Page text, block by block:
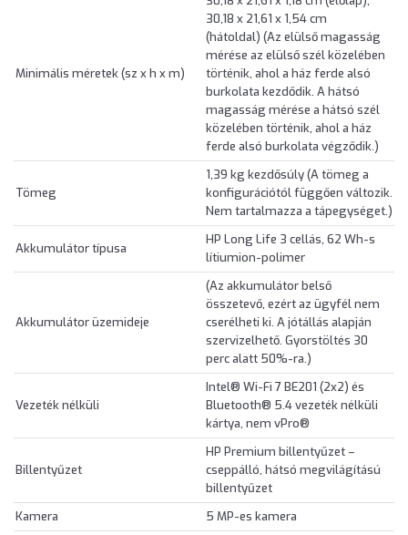
Minimális méretek (sz x h x m)
30,18 x 21,61 x 1,54 cm
(hátoldal) (Az elülső magasság
mérése az elülső szél közelében
történik, ahol a ház ferde alsó
burkolata kezdődik. A hátsó
magasság mérése a hátsó szél
közelében történik, ahol a ház
ferde alsó burkolata végződik.)
Tömeg
1,39 kg kezdősúly (A tömeg a
konfigurációtól függően változik.
Nem tartalmazza a tápegységet.)
Akkumulátor típusa
HP Long Life 3 cellás, 62 Wh-s
lítiumion-polimer
Akkumulátor üzemideje
(Az akkumulátor belső
összetevő, ezért az ügyfél nem
cserélheti ki. A jótállás alapján
szervizelhető. Gyorstöltés 30
perc alatt 50%-ra.)
Vezeték nélküli
Intel® Wi-Fi 7 BE201 (2x2) és
Bluetooth® 5.4 vezeték nélküli
kártya, nem vPro®
Billentyűzet
HP Premium billentyűzet –
cseppálló, hátsó megvilágítású
billentyűzet
Kamera
5 MP-es kamera